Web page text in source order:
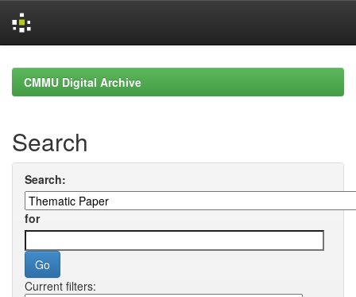
navigationCMMU Digital Archive
Search
Search:
for
Current filters: